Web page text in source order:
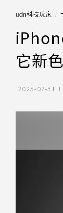
udn科技玩家
它新
2025-07-31